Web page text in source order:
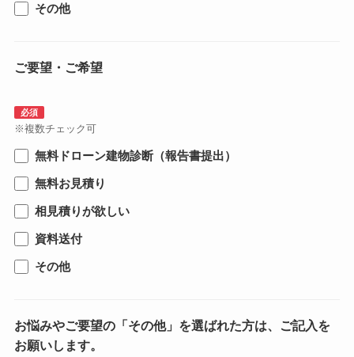
その他
ご要望・ご希望
必須
※複数チェック可
無料ドローン建物診断（報告書提出）
無料お見積り
相見積りが欲しい
資料送付
その他
お悩みやご要望の「その他」を選ばれた方は、ご記入を
お願いします。